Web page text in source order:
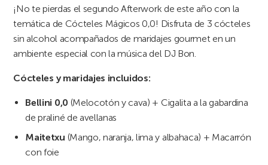
¡No te pierdas el segundo Afterwork de este año con la
temática de Cócteles Mágicos 0,0! Disfruta de 3 cócteles
sin alcohol acompañados de maridajes gourmet en un
ambiente especial con la música del DJ Bon.
Cócteles y maridajes incluidos:
Bellini 0,0 (Melocotón y cava) + Cigalita a la gabardina
de praliné de avellanas
Maitetxu (Mango, naranja, lima y albahaca) + Macarrón
con foie